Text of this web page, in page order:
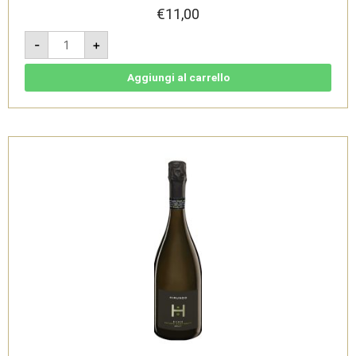
€11,00
-
Groppello
San
Biagio
2020
-
quantità
+
Aggiungi al carrello